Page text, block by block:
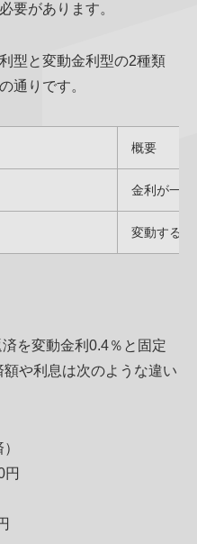
要があります。
型と変動金利型の2種類
通りです。
概要
金利が一
変動する
を変動金利0.4％と固定
や利息は次のような違い
円